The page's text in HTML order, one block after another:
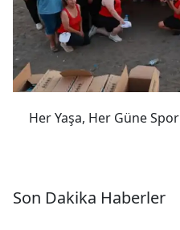
Her Yaşa, Her Güne Spor
Son Dakika Haberler